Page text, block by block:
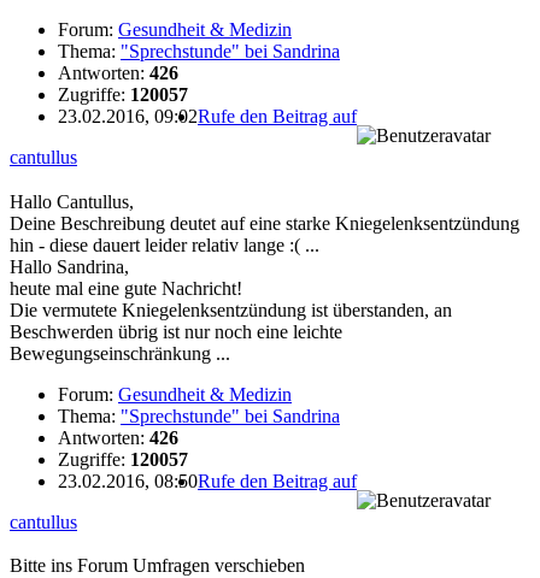
Forum: Gesundheit & Medizin
Thema: "Sprechstunde" bei Sandrina
Antworten: 426
Zugriffe: 120057
23.02.2016, 09:02Rufe den Beitrag auf
cantullus
Hallo Cantullus,
Deine Beschreibung deutet auf eine starke Kniegelenksentzündung
hin - diese dauert leider relativ lange :( ...
Hallo Sandrina,
heute mal eine gute Nachricht!
Die vermutete Kniegelenksentzündung ist überstanden, an
Beschwerden übrig ist nur noch eine leichte
Bewegungseinschränkung ...
Forum: Gesundheit & Medizin
Thema: "Sprechstunde" bei Sandrina
Antworten: 426
Zugriffe: 120057
23.02.2016, 08:50Rufe den Beitrag auf
cantullus
Bitte ins Forum Umfragen verschieben